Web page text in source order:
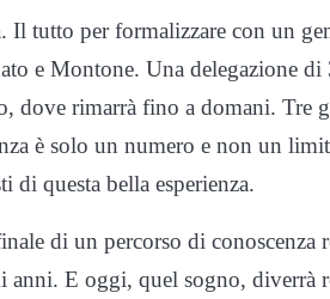
tutto per formalizzare con un
e Montone. Una delegazione
dove rimarrà fino a domani. Tre
è solo un numero e non un
di questa bella esperienza.
di un percorso di conoscenza
E oggi, quel sogno, diverrà